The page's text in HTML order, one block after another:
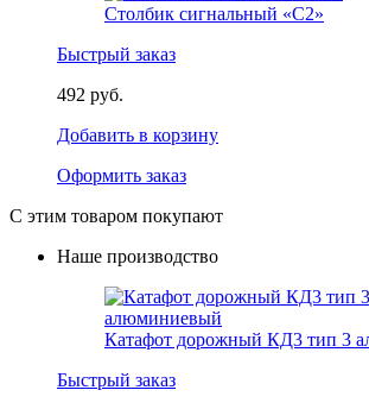
Столбик сигнальный «С2»
Быстрый заказ
492 руб.
Добавить в корзину
Оформить заказ
С этим товаром покупают
Наше производство
Катафот дорожный КД3 тип 3
Быстрый заказ